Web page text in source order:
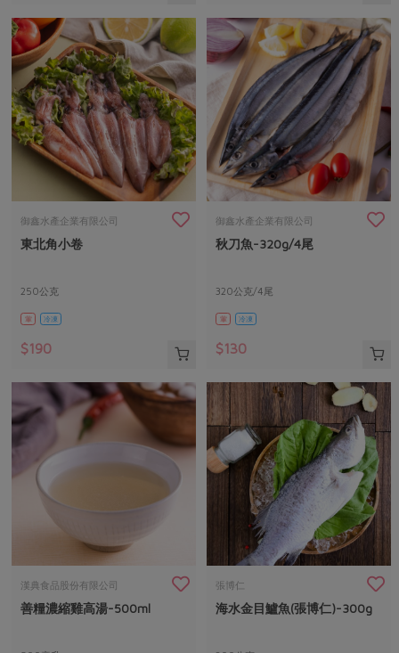
樂齡友善
活動報下載
御鑫水產企業有限公司
東北角小卷
250公克
葷 冷凍
$190
御鑫水產企業有限公司
秋刀魚-320g/4尾
320公克/4尾
葷 冷凍
$130
漢典食品股份有限公司
善糧濃縮雞高湯-500ml
張博仁
海水金目鱸魚(張博仁)-300g